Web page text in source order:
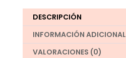
DESCRIPCIÓN
INFORMACIÓN ADICIONAL
VALORACIONES (0)